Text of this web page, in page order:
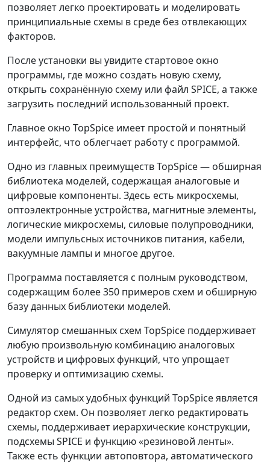
позволяет легко проектировать и моделировать
принципиальные схемы в среде без отвлекающих
факторов.
После установки вы увидите стартовое окно
программы, где можно создать новую схему,
открыть сохранённую схему или файл SPICE, а также
загрузить последний использованный проект.
Главное окно TopSpice имеет простой и понятный
интерфейс, что облегчает работу с программой.
Одно из главных преимуществ TopSpice — обширная
библиотека моделей, содержащая аналоговые и
цифровые компоненты. Здесь есть микросхемы,
оптоэлектронные устройства, магнитные элементы,
логические микросхемы, силовые полупроводники,
модели импульсных источников питания, кабели,
вакуумные лампы и многое другое.
Программа поставляется с полным руководством,
содержащим более 350 примеров схем и обширную
базу данных библиотеки моделей.
Симулятор смешанных схем TopSpice поддерживает
любую произвольную комбинацию аналоговых
устройств и цифровых функций, что упрощает
проверку и оптимизацию схемы.
Одной из самых удобных функций TopSpice является
редактор схем. Он позволяет легко редактировать
схемы, поддерживает иерархические конструкции,
подсхемы SPICE и функцию «резиновой ленты».
Также есть функции автоповтора, автоматического